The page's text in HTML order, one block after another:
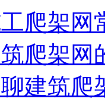
爬架网
爬架网
建筑爬